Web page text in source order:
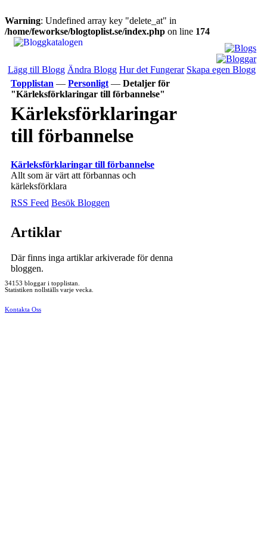
Warning: Undefined array key "delete_at" in
/home/feworkse/blogtoplist.se/index.php on line 174
Lägg till Blogg Ändra Blogg Hur det Fungerar Skapa egen Blogg
Topplistan — Personligt — Detaljer för
"Kärleksförklaringar till förbannelse"
Kärleksförklaringar
till förbannelse
Kärleksförklaringar till förbannelse
Allt som är värt att förbannas och
kärleksförklara
RSS Feed Besök Bloggen
Artiklar
Där finns inga artiklar arkiverade för denna
bloggen.
34153 bloggar i topplistan.
Statistiken nollställs varje vecka.
Kontakta Oss